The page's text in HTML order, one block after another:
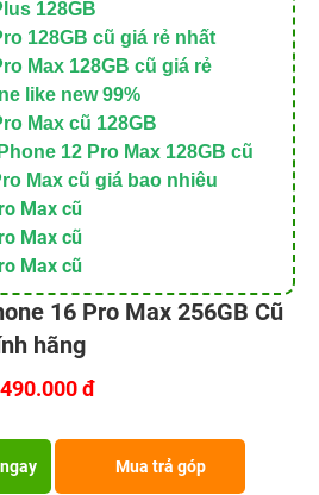
128GB
128GB cũ giá rẻ nhất
Max 128GB cũ giá rẻ
like new 99%
Max cũ 128GB
12 Pro Max 128GB cũ
Max cũ giá bao nhiêu
Max cũ
Max cũ
Max cũ
16 Pro Max 256GB Cũ
hãng
đ
Mua trả góp